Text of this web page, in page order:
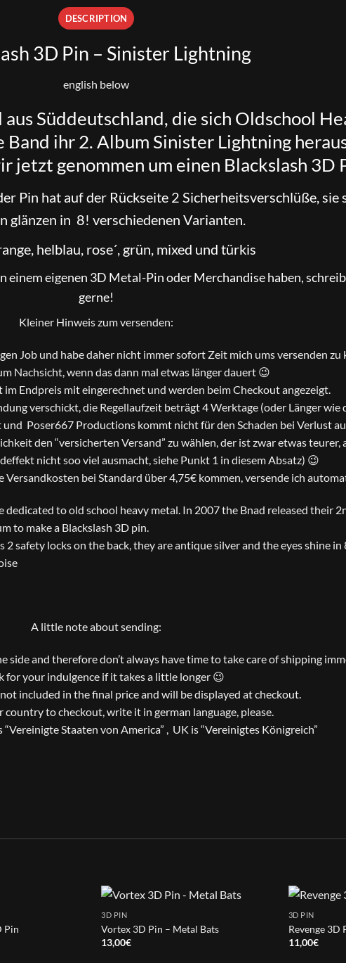
DESCRIPTION
3D Pin – Sinister Lightning
english below
aus Süddeutschland, die sich Oldschool
ihr 2. Album Sinister Lightning
jetzt genommen um einen Blackslash 3D
Pin hat auf der Rückseite 2 Sicherheitsverschlüße,
glänzen in 8! verschiedenen Varianten.
helblau, rose´, grün, mixed und türkis
einem eigenen 3D Metal-Pin oder Merchandise haben,
gerne!
Kleiner Hinweis zum versenden:
Job und habe daher nicht immer sofort Zeit mich ums versenden zu
Nachsicht, wenn das dann mal etwas länger dauert 😉
Endpreis mit eingerechnet und werden beim Checkout angezeigt.
verschickt, die Regellaufzeit beträgt 4 Werktage (oder Länger wie
Poser667 Productions kommt nicht für den Schaden bei Verlust
den “versicherten Versand” zu wählen, der ist zwar etwas teurer,
nicht soo viel ausmacht, siehe Punkt 1 in diesem Absatz) 😉
bei Standard über 4,75€ kommen, versende ich
to old school heavy metal. In 2007 the Bnad released their
to make a Blackslash 3D pin.
2 safety locks on the back, they are antique silver and the eyes shine
A little note about sending:
side and therefore don’t always have time to take care of shipping
for your indulgence if it takes a little longer 😉
included in the final price and will be displayed at checkout.
country to checkout, write it in german language, please.
“Vereinigte Staaten von America” , UK is “Vereinigtes Königreich”
Pin
3D PIN
Vortex 3D Pin – Metal Bats
13,00€
3D PIN
Revenge 3D
11,00€